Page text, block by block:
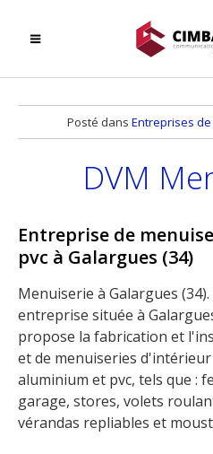
Posté dans Entreprises
DVM
Entreprise de
pvc à Galargues (34)
Menuiserie à Galargues
entreprise située à
propose la fabrication et
et de menuiseries
aluminium et pvc, tels que :
garage, stores, volets
vérandas repliables et